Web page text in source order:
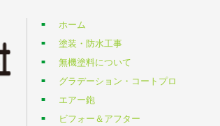
ホーム
塗装・防水工事
無機塗料について
グラデーション・コートプロ
エアー鉋
ビフォー＆アフター